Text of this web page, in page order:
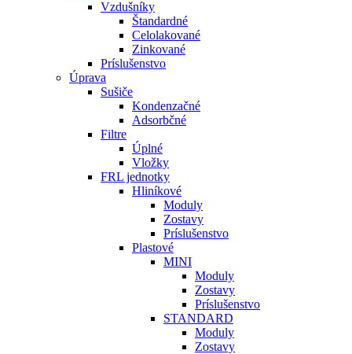
Vzdušníky
Štandardné
Celolakované
Zinkované
Príslušenstvo
Úprava
Sušiče
Kondenzačné
Adsorbčné
Filtre
Úplné
Vložky
FRL jednotky
Hliníkové
Moduly
Zostavy
Príslušenstvo
Plastové
MINI
Moduly
Zostavy
Príslušenstvo
STANDARD
Moduly
Zostavy